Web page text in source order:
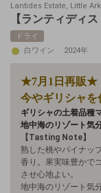
Lantides Estate, Little
【ランティディ
ドライ
白ワイン
2024年
★7月1日再販★
今やギリシャを
ギリシャの土着品種
地中海のリゾート気
【Tasting Note】
熟した桃やパイナッ
香り。果実味豊かで
させ心地よい。
地中海のリゾート気